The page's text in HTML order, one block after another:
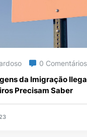
0 Comentários
da Imigração
Precisam Saber